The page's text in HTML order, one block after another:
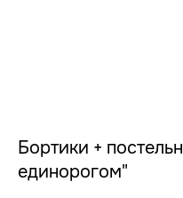
Бортики +
единорогом"